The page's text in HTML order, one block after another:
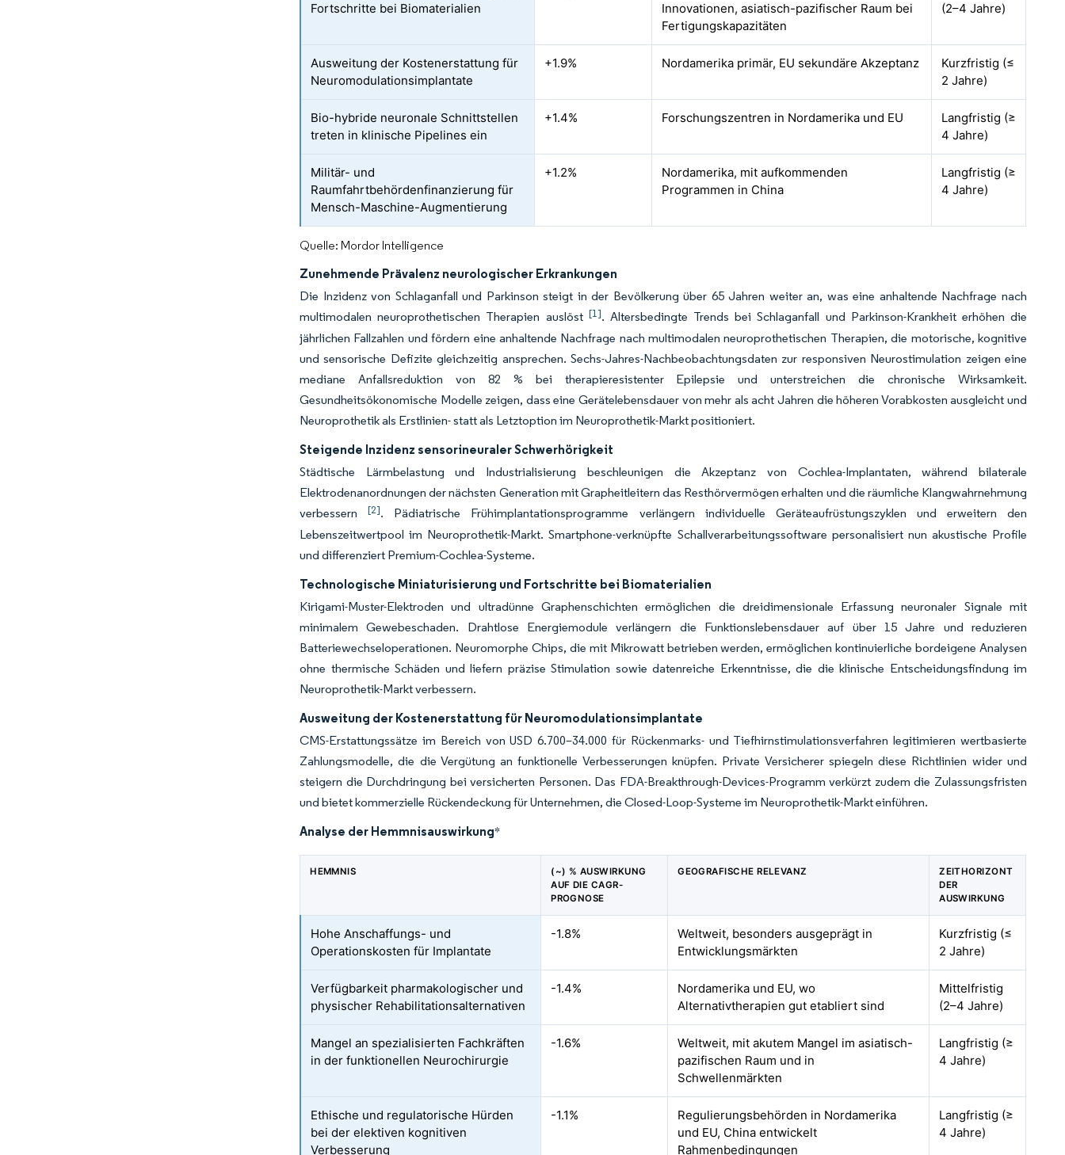
Fortschritte bei Biomaterialien
Innovationen, asiatisch-pazifischer Raum bei
Fertigungskapazitäten
(2–4 Jahre)
Ausweitung der Kostenerstattung für
Neuromodulationsimplantate
+1.9% Nordamerika primär, EU sekundäre Akzeptanz
Kurzfristig (≤
2 Jahre)
Bio-hybride neuronale Schnittstellen
treten in klinische Pipelines ein
+1.4% Forschungszentren in Nordamerika und EU
Langfristig (≥
4 Jahre)
Militär- und
Raumfahrtbehördenfinanzierung für
Mensch-Maschine-Augmentierung
+1.2%
Nordamerika, mit aufkommenden
Programmen in China
Langfristig (≥
4 Jahre)
Quelle: Mordor Intelligence
Zunehmende Prävalenz neurologischer Erkrankungen
Die Inzidenz von Schlaganfall und Parkinson steigt in der Bevölkerung über 65 Jahren weiter an, was eine anhaltende Nachfrage nach
multimodalen neuroprothetischen Therapien auslöst [1]. Altersbedingte Trends bei Schlaganfall und Parkinson-Krankheit erhöhen die
jährlichen Fallzahlen und fördern eine anhaltende Nachfrage nach multimodalen neuroprothetischen Therapien, die motorische, kognitive
und sensorische Defizite gleichzeitig ansprechen. Sechs-Jahres-Nachbeobachtungsdaten zur responsiven Neurostimulation zeigen eine
mediane Anfallsreduktion von 82 % bei therapieresistenter Epilepsie und unterstreichen die chronische Wirksamkeit.
Gesundheitsökonomische Modelle zeigen, dass eine Gerätelebensdauer von mehr als acht Jahren die höheren Vorabkosten ausgleicht und
Neuroprothetik als Erstlinien- statt als Letztoption im Neuroprothetik-Markt positioniert.
Steigende Inzidenz sensorineuraler Schwerhörigkeit
Städtische Lärmbelastung und Industrialisierung beschleunigen die Akzeptanz von Cochlea-Implantaten, während bilaterale
Elektrodenanordnungen der nächsten Generation mit Grapheitleitern das Resthörvermögen erhalten und die räumliche Klangwahrnehmung
verbessern[2]. Pädiatrische Frühimplantationsprogramme verlängern individuelle Geräteaufrüstungszyklen und erweitern den
Lebenszeitwertpool im Neuroprothetik-Markt. Smartphone-verknüpfte Schallverarbeitungssoftware personalisiert nun akustische Profile
und differenziert Premium-Cochlea-Systeme.
Technologische Miniaturisierung und Fortschritte bei Biomaterialien
Kirigami-Muster-Elektroden und ultradünne Graphenschichten ermöglichen die dreidimensionale Erfassung neuronaler Signale mit
minimalem Gewebeschaden. Drahtlose Energiemodule verlängern die Funktionslebensdauer auf über 15 Jahre und reduzieren
Batteriewechseloperationen. Neuromorphe Chips, die mit Mikrowatt betrieben werden, ermöglichen kontinuierliche bordeigene Analysen
ohne thermische Schäden und liefern präzise Stimulation sowie datenreiche Erkenntnisse, die die klinische Entscheidungsfindung im
Neuroprothetik-Markt verbessern.
Ausweitung der Kostenerstattung für Neuromodulationsimplantate
CMS-Erstattungssätze im Bereich von USD 6.700–34.000 für Rückenmarks- und Tiefhirnstimulationsverfahren legitimieren wertbasierte
Zahlungsmodelle, die die Vergütung an funktionelle Verbesserungen knüpfen. Private Versicherer spiegeln diese Richtlinien wider und
steigern die Durchdringung bei versicherten Personen. Das FDA-Breakthrough-Devices-Programm verkürzt zudem die Zulassungsfristen
und bietet kommerzielle Rückendeckung für Unternehmen, die Closed-Loop-Systeme im Neuroprothetik-Markt einführen.
Analyse der Hemmnisauswirkung*
HEMMNIS
(~) % AUSWIRKUNG
AUF DIE CAGR-
PROGNOSE
GEOGRAFISCHE RELEVANZ
ZEITHORIZONT
DER
AUSWIRKUNG
Hohe Anschaffungs- und
Operationskosten für Implantate
-1.8%
Weltweit, besonders ausgeprägt in
Entwicklungsmärkten
Kurzfristig (≤
2 Jahre)
Verfügbarkeit pharmakologischer und
physischer Rehabilitationsalternativen
-1.4%
Nordamerika und EU, wo
Alternativtherapien gut etabliert sind
Mittelfristig
(2–4 Jahre)
Mangel an spezialisierten Fachkräften
in der funktionellen Neurochirurgie
-1.6%
Weltweit, mit akutem Mangel im asiatisch-
pazifischen Raum und in
Schwellenmärkten
Langfristig (≥
4 Jahre)
Ethische und regulatorische Hürden
bei der elektiven kognitiven
Verbesserung
-1.1%
Regulierungsbehörden in Nordamerika
und EU, China entwickelt
Rahmenbedingungen
Langfristig (≥
4 Jahre)